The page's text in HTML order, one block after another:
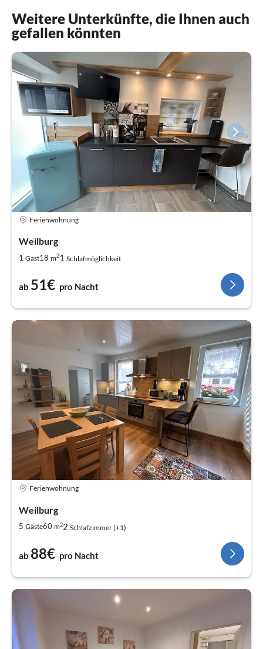
Weitere Unterkünfte, die Ihnen auch
gefallen könnten
Ferienwohnung
Weilburg
1 Gast18 m21 Schlafmöglichkeit
ab 51€ pro Nacht
Ferienwohnung
Weilburg
5 Gäste60 m22 Schlafzimmer (+1)
ab 88€ pro Nacht